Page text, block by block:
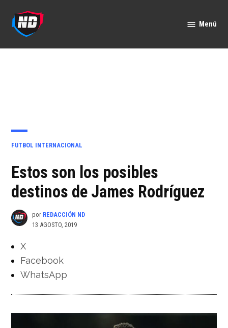
contenido
Menú
PUBLICADO
FUTBOL INTERNACIONAL
Estos son los posibles
destinos de James Rodríguez
por REDACCIÓN ND
13 AGOSTO, 2019
X
Facebook
WhatsApp